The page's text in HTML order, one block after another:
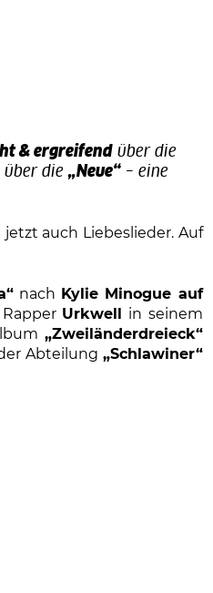
& ergreifend über die
über die„Neue“ – eine
jetzt auch Liebeslieder. Auf
nach
Kylie Minogue auf
Urkwell
in seinem
„Zweiländerdreieck“
Abteilung „Schlawiner“